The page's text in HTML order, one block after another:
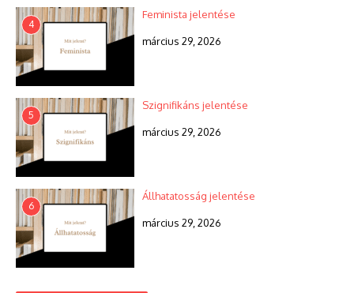
4
Feminista jelentése
március 29, 2026
5
Szignifikáns jelentése
március 29, 2026
6
Állhatatosság jelentése
március 29, 2026